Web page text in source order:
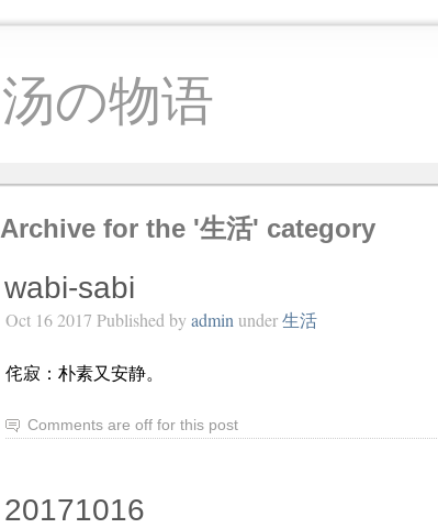
汤の物语
Archive for the '生活' category
wabi-sabi
Oct 16 2017 Published by admin under生活
侘寂：朴素又安静。
Comments are off for this post
20171016